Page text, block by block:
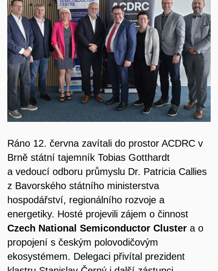
Ráno 12. června zavítali do prostor ACDRC v
Brně státní tajemník Tobias Gotthardt
a vedoucí odboru průmyslu Dr. Patricia Callies
z Bavorského státního ministerstva
hospodářství, regionálního rozvoje a
energetiky. Hosté projevili zájem o činnost
Czech National Semiconductor Cluster a o
propojení s českým polovodičovým
ekosystémem. Delegaci přivítal prezident